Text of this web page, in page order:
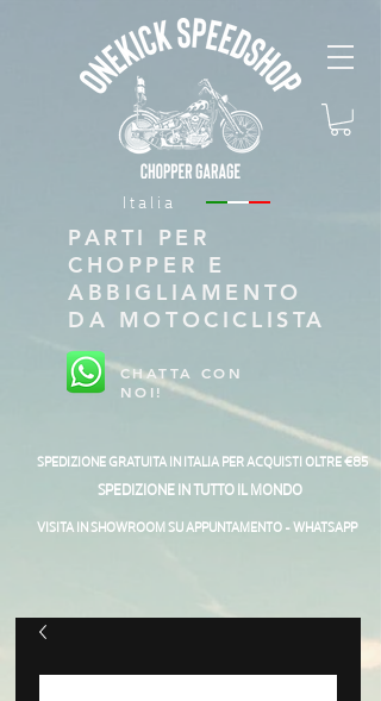
Italia
PARTI PER
CHOPPER E
ABBIGLIAMENTO
DA MOTOCICLISTA
CHATTA CON
NOI!
SPEDIZIONE GRATUITA IN ITALIA PER ACQUISTI OLTRE €85
SPEDIZIONE IN TUTTO IL MONDO
VISITA IN SHOWROOM SU APPUNTAMENTO - WHATSAPP